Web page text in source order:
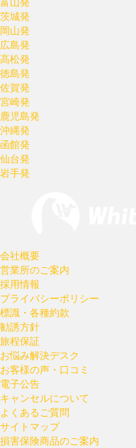
茨城発
岡山発
広島発
高松発
徳島発
佐賀発
宮崎発
鹿児島発
沖縄発
函館発
仙台発
岩手発
会社概要
営業所のご案内
採用情報
プライバシーポリシー
標識・各種約款
勧誘方針
旅程保証
お悩み解決デスク
お客様の声・口コミ
電子公告
キャンセルについて
よくあるご質問
サイトマップ
損害保険商品のご案内